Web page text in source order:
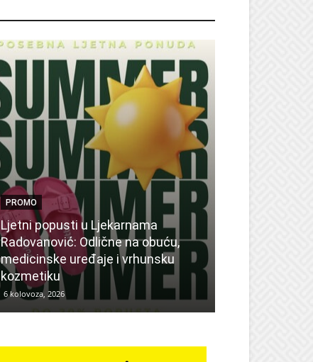
PROMO
Ljetni popusti u Ljekarnama
Radovanović: Odlične na obuću,
medicinske uređaje i vrhunsku
kozmetiku
6 kolovoza, 2026